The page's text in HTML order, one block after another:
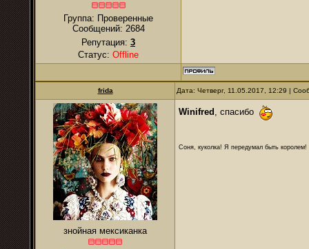
Группа: Проверенные
Сообщений: 2684
Репутация: 3
Статус: Offline
frida Дата: Четверг, 11.05.2017, 12:29 |
знойная мексиканка
Winifred , спасибо
Соня, куколка! Я передумал быть